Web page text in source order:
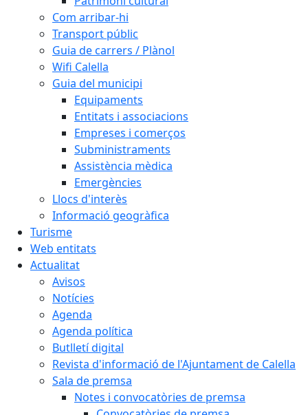
Com arribar-hi
Transport públic
Guia de carrers / Plànol
Wifi Calella
Guia del municipi
Equipaments
Entitats i associacions
Empreses i comerços
Subministraments
Assistència mèdica
Emergències
Llocs d'interès
Informació geogràfica
Turisme
Web entitats
Actualitat
Avisos
Notícies
Agenda
Agenda política
Butlletí digital
Revista d'informació de l'Ajuntament de Calella
Sala de premsa
Notes i convocatòries de premsa